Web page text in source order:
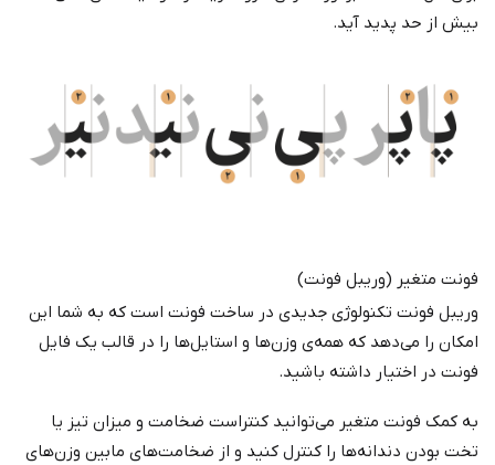
بیش از حد پدید آید.
فونت متغیر (وریبل فونت)
وریبل فونت تکنولوژی جدیدی در ساخت فونت است که به شما این
امکان را می‌دهد که همه‌ی وزن‌ها و استایل‌ها را در قالب یک فایل
فونت در اختیار داشته باشید.
به کمک فونت متغیر می‌توانید کنتراست ضخامت و میزان تیز یا
تخت بودن دندانه‌ها را کنترل کنید و از ضخامت‌های مابین وزن‌های